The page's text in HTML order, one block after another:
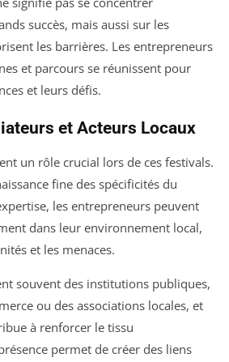
succès, mais aussi sur les
les barrières. Les entrepreneurs
et parcours se réunissent pour
et leurs défis.
et Acteurs Locaux
un rôle crucial lors de ces festivals.
fine des spécificités du
les entrepreneurs peuvent
dans leur environnement local,
et les menaces.
souvent des institutions publiques,
ou des associations locales, et
à renforcer le tissu
permet de créer des liens